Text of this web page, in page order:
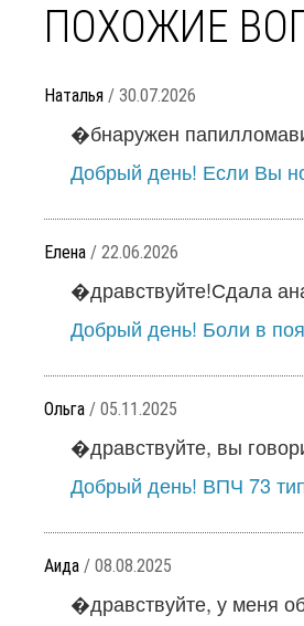
ПОХОЖИЕ
Наталья / 30.07.2026
�бнаружен
Добрый день! Если Вы
Елена / 22.06.2026
�дравствуйте!Сдала
Добрый день! Боли в
Ольга / 05.11.2025
�дравствуйте, вы
Добрый день! ВПЧ 73
Аида / 08.08.2025
�дравствуйте, у меня